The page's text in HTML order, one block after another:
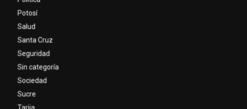
Potosí
Salud
Santa Cruz
Seguridad
Sin categoría
Sociedad
Sucre